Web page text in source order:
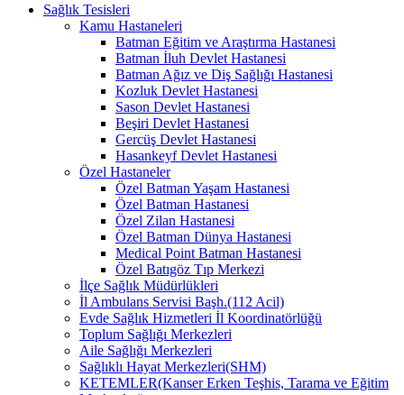
Sağlık Tesisleri
Kamu Hastaneleri
Batman Eğitim ve Araştırma Hastanesi
Batman İluh Devlet Hastanesi
Batman Ağız ve Diş Sağlığı Hastanesi
Kozluk Devlet Hastanesi
Sason Devlet Hastanesi
Beşiri Devlet Hastanesi
Gercüş Devlet Hastanesi
Hasankeyf Devlet Hastanesi
Özel Hastaneler
Özel Batman Yaşam Hastanesi
Özel Batman Hastanesi
Özel Zilan Hastanesi
Özel Batman Dünya Hastanesi
Medical Point Batman Hastanesi
Özel Batıgöz Tıp Merkezi
İlçe Sağlık Müdürlükleri
İl Ambulans Servisi Başh.(112 Acil)
Evde Sağlık Hizmetleri İl Koordinatörlüğü
Toplum Sağlığı Merkezleri
Aile Sağlığı Merkezleri
Sağlıklı Hayat Merkezleri(SHM)
KETEMLER(Kanser Erken Teşhis, Tarama ve Eğitim